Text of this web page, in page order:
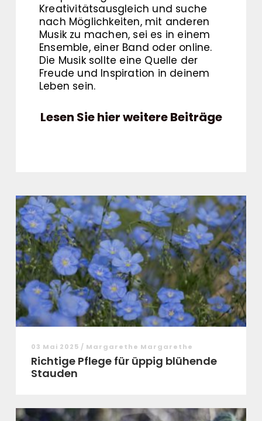
Kreativitätsausgleich und suche
nach Möglichkeiten, mit anderen
Musik zu machen, sei es in einem
Ensemble, einer Band oder online.
Die Musik sollte eine Quelle der
Freude und Inspiration in deinem
Leben sein.
Lesen Sie hier weitere Beiträge
03 Mai 2025 / Margarethe Margarethe
Richtige Pflege für üppig blühende
Stauden